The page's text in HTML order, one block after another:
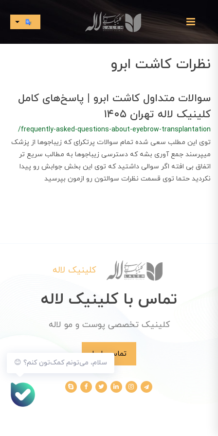
نظرات کاشت ابرو
سوالات متداول کاشت ابرو | پاسخ‌های کامل
کلینیک لاله تهران ۱۴۰۵
/frequently-asked-questions-about-eyebrow-transplantation
توی این مطلب سعی شده تمام سوالات پرتکرای که زیباجوها از پزشک
میپرسند جمع آوری بشه که دسترسی زیباجوها به مطالب سریع تر
اتفاق بی افته اگر سوالی داشتید که توی این بخش جوابش رو پیدا
نکردید حتما توی قسمت نظرات سوالتون رو ازمون بپرسید
سلام، می‌تونم کمک‌تون کنم؟ 😊
کلینیک لاله
تماس با کلینیک لاله
کلینیک تخصصی پوست و مو لاله
تماس با ما